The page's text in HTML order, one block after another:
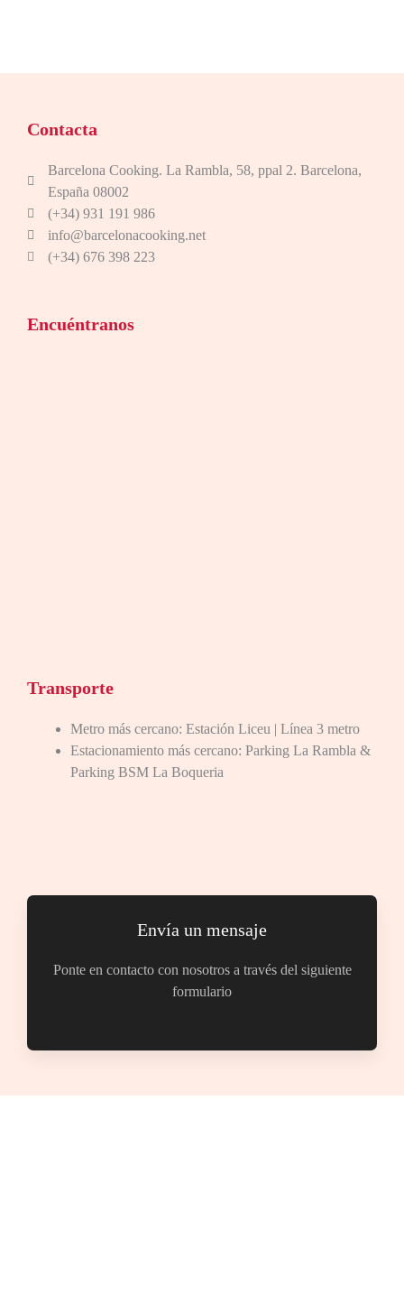
Contacta
Barcelona Cooking. La Rambla, 58, ppal 2. Barcelona,
España 08002
(+34) 931 191 986
info@barcelonacooking.net
(+34) 676 398 223
Encuéntranos
Transporte
Metro más cercano: Estación Liceu | Línea 3 metro
Estacionamiento más cercano: Parking La Rambla &
Parking BSM La Boqueria
Envía un mensaje
Ponte en contacto con nosotros a través del siguiente
formulario